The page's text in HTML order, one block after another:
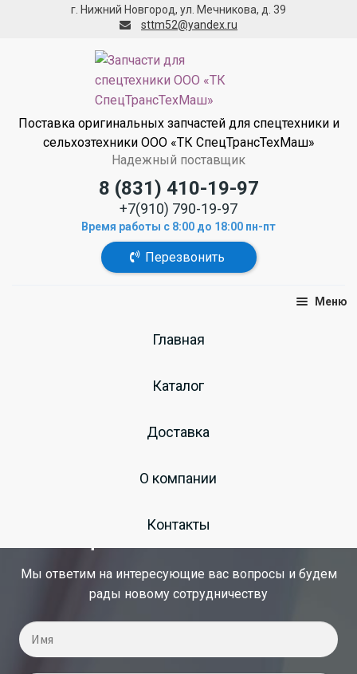
г. Нижний Новгород, ул. Мечникова, д. 39
sttm52@yandex.ru
Поставка оригинальных запчастей для спецтехники и
сельхозтехники ООО «ТК СпецТрансТехМаш»
Надежный поставщик
8 (831) 410-19-97
+7(910) 790-19-97
Время работы с 8:00 до 18:00 пн-пт
Перезвонить
Меню
Главная
Каталог
Доставка
О компании
Контакты
Оригинальные
запчасти Wecon
Запишитесь на консультацию у
Мы ответим на интересующие вас вопросы и будем
рады новому сотрудничеству